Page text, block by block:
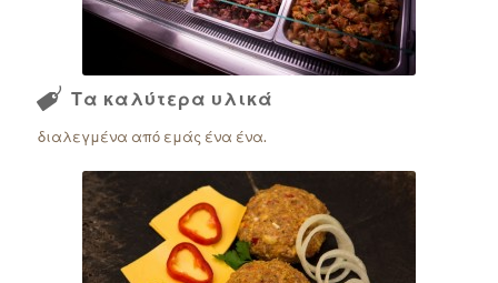
Τα καλύτερα υλικά
διαλεγμένα από εμάς ένα ένα.
Εξαιρετικό